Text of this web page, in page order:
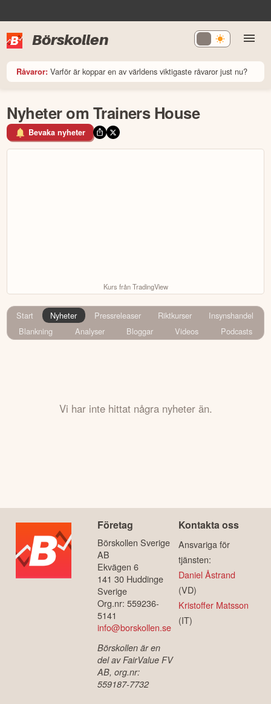
Börskollen
Råvaror: Varför är koppar en av världens viktigaste råvaror just nu?
Nyheter om Trainers House
Bevaka nyheter
Kurs från TradingView
Start Nyheter Pressreleaser Riktkurser
Insynshandel
Blankning
Analyser Bloggar Videos Podcasts
Vi har inte hittat några nyheter än.
Företag
Börskollen Sverige
AB
Ekvägen 6
141 30 Huddinge
Sverige
Org.nr: 559236-
5141
info@borskollen.se
Börskollen är en
del av FairValue FV
AB, org.nr:
559187-7732
Kontakta oss
Ansvariga för
tjänsten:
Daniel Åstrand
(VD)
Kristoffer Matsson
(IT)